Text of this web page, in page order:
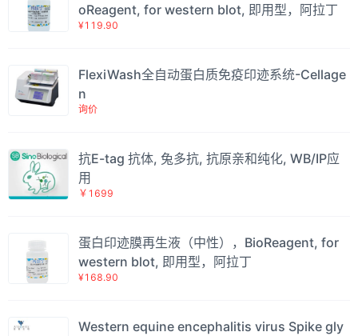
oReagent, for western blot, 即用型，阿拉丁
¥119.90
FlexiWash全自动蛋白质免疫印迹系统-Cellage
n
询价
抗E-tag 抗体, 兔多抗, 抗原亲和纯化, WB/IP应
用
￥1699
蛋白印迹膜再生液（中性），BioReagent, for
western blot, 即用型，阿拉丁
¥168.90
Western equine encephalitis virus Spike gly